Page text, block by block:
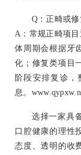
Q：正畸或
A：常规正畸项
体周期会根据牙
化；修复类项目
阶段安排复诊
息。
选择一家具
口腔健康的理性
态度、透明的收